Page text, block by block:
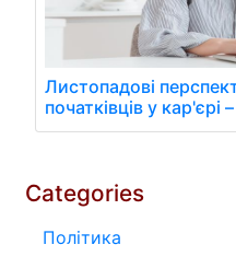
Листопадові
початківців у кар'єрі
Categories
Політика